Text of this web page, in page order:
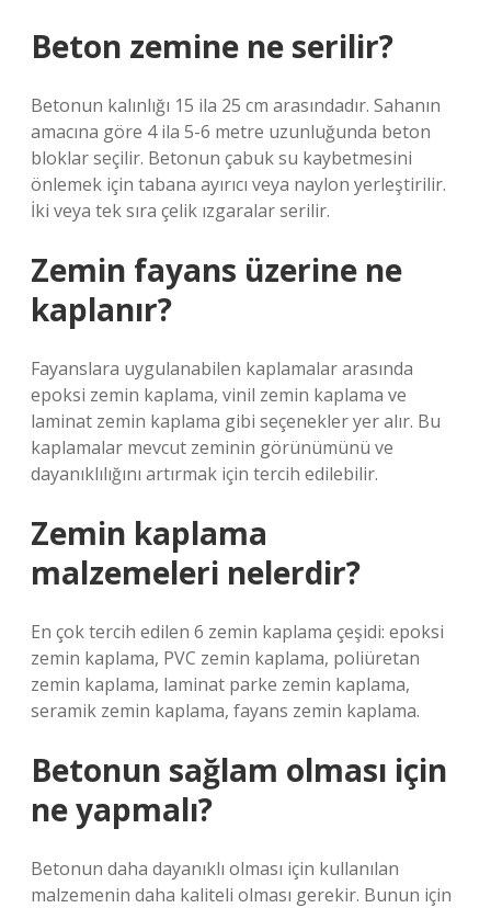
Beton zemine ne serilir?
Betonun kalınlığı 15 ila 25 cm arasındadır. Sahanın
amacına göre 4 ila 5-6 metre uzunluğunda beton
bloklar seçilir. Betonun çabuk su kaybetmesini
önlemek için tabana ayırıcı veya naylon yerleştirilir.
İki veya tek sıra çelik ızgaralar serilir.
Zemin fayans üzerine ne
kaplanır?
Fayanslara uygulanabilen kaplamalar arasında
epoksi zemin kaplama, vinil zemin kaplama ve
laminat zemin kaplama gibi seçenekler yer alır. Bu
kaplamalar mevcut zeminin görünümünü ve
dayanıklılığını artırmak için tercih edilebilir.
Zemin kaplama
malzemeleri nelerdir?
En çok tercih edilen 6 zemin kaplama çeşidi: epoksi
zemin kaplama, PVC zemin kaplama, poliüretan
zemin kaplama, laminat parke zemin kaplama,
seramik zemin kaplama, fayans zemin kaplama.
Betonun sağlam olması için
ne yapmalı?
Betonun daha dayanıklı olması için kullanılan
malzemenin daha kaliteli olması gerekir. Bunun için